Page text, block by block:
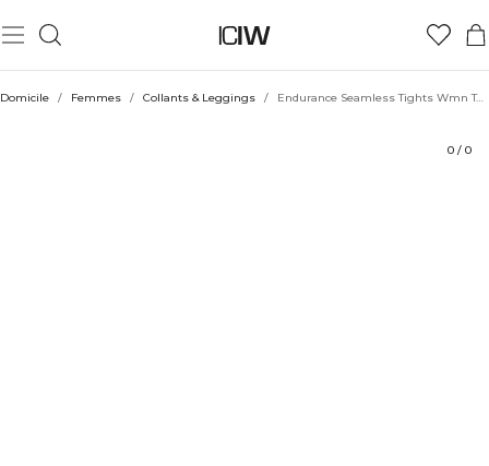
Domicile / Femmes / Collants & Leggings / Endurance Seamless Tights Wmn Teal
0 / 0